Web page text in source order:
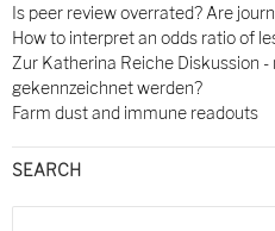
Is peer review overrated? Are
How to interpret an odds ratio of
Zur Katherina Reiche Diskussion
gekennzeichnet werden?
Farm dust and immune readouts
SEARCH